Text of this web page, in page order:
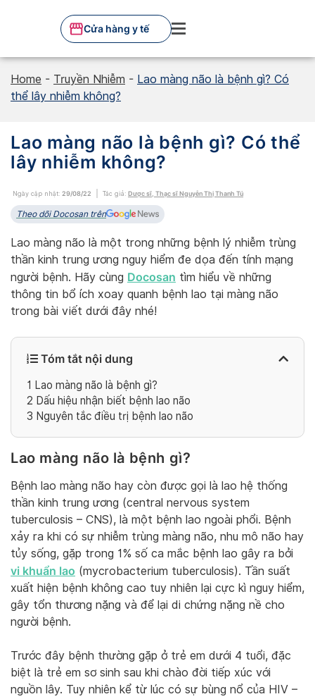
Cửa hàng y tế
Home - Truyền Nhiễm - Lao màng não là bệnh gì? Có
thể lây nhiễm không?
Lao màng não là bệnh gì? Có thể
lây nhiễm không?
Ngày cập nhật: 29/08/22 Tác giả: Dược sĩ, Thạc sĩ Nguyễn Thị Thanh Tú
Theo dõi Docosan trên
Lao màng não là một trong những bệnh lý nhiễm trùng
thần kinh trung ương nguy hiểm đe dọa đến tính mạng
người bệnh. Hãy cùng Docosan tìm hiểu về những
thông tin bổ ích xoay quanh bệnh lao tại màng não
trong bài viết dưới đây nhé!
Tóm tắt nội dung
1 Lao màng não là bệnh gì?
2 Dấu hiệu nhận biết bệnh lao não
3 Nguyên tắc điều trị bệnh lao não
Lao màng não là bệnh gì?
Bệnh lao màng não hay còn được gọi là lao hệ thống
thần kinh trung ương (central nervous system
tuberculosis – CNS), là một bệnh lao ngoài phổi. Bệnh
xảy ra khi có sự nhiễm trùng màng não, nhu mô não hay
tủy sống, gặp trong 1% số ca mắc bệnh lao gây ra bởi
vi khuẩn lao (mycrobacterium tuberculosis). Tần suất
xuất hiện bệnh không cao tuy nhiên lại cực kì nguy hiểm,
gây tổn thương nặng và để lại di chứng nặng nề cho
người bệnh.
Trước đây bệnh thường gặp ở trẻ em dưới 4 tuổi, đặc
biệt là trẻ em sơ sinh sau khi chào đời tiếp xúc với
nguồn lây. Tuy nhiên kể từ lúc có sự bùng nổ của HIV –